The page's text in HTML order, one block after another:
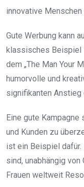
innovative
Gute Werbung kann
klassisches Beispiel
dem „The Man Your
humorvolle und
signifikanten
Eine gute Kampagne
und Kunden zu
ist ein Beispiel
sind, unabhängig
Frauen weltweit